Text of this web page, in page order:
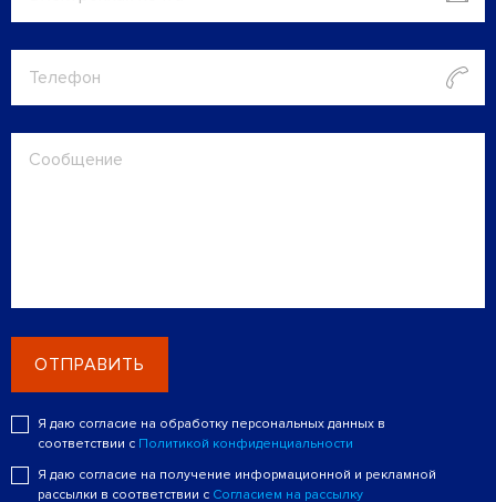
ОТПРАВИТЬ
Я даю согласие на обработку персональных данных в
соответствии с Политикой конфиденциальности
Я даю согласие на получение информационной и рекламной
рассылки в соответствии с Согласием на рассылку